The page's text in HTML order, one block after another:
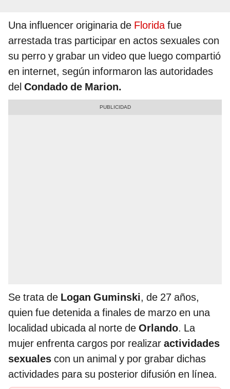
Una influencer originaria de Floridafue
arrestada tras participar en actos sexuales con
su perro y grabar un video que luego compartió
en internet, según informaron las autoridades
del Condado de Marion.
Se trata de Logan Guminski, de 27 años,
quien fue detenida a finales de marzo en una
localidad ubicada al norte de Orlando. La
mujer enfrenta cargos por realizar actividades
sexuales con un animal y por grabar dichas
actividades para su posterior difusión en línea.